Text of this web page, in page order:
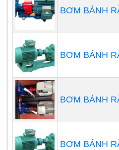
của bạn.
Xác định đặc
cho phù hợp với
cần bơm
BƠM BÁNH
BƠM BÁNH
BƠM BÁNH
BƠM BÁNH